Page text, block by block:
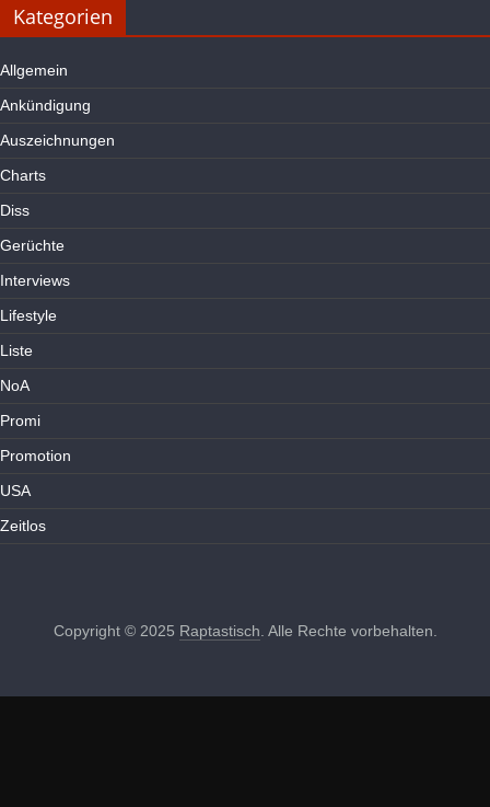
Kategorien
Allgemein
Ankündigung
Auszeichnungen
Charts
Diss
Gerüchte
Interviews
Lifestyle
Liste
NoA
Promi
Promotion
USA
Zeitlos
Copyright © 2025 Raptastisch . Alle Rechte vorbehalten.